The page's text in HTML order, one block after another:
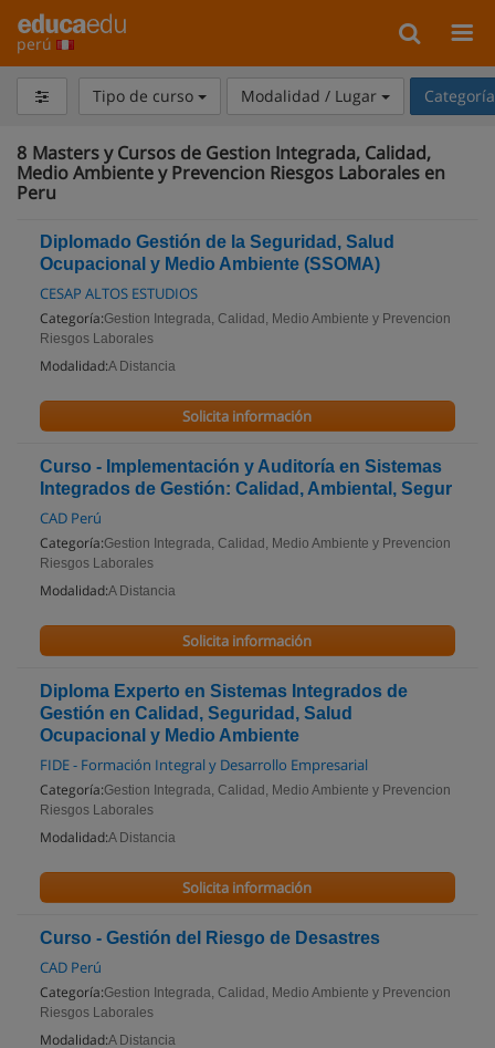
perú
Tipo de curso Modalidad / Lugar
8 Masters y Cursos de Gestion Integrada, Calidad,
Medio Ambiente y Prevencion Riesgos Laborales en
Peru
Diplomado Gestión de la Seguridad, Salud
Ocupacional y Medio Ambiente (SSOMA)
CESAP ALTOS ESTUDIOS
Categoría:Gestion Integrada, Calidad, Medio Ambiente y Prevencion
Riesgos Laborales
Modalidad:A Distancia
Solicita información
Curso - Implementación y Auditoría en Sistemas
Integrados de Gestión: Calidad, Ambiental, Segur
CAD Perú
Categoría:Gestion Integrada, Calidad, Medio Ambiente y Prevencion
Riesgos Laborales
Modalidad:A Distancia
Solicita información
Diploma Experto en Sistemas Integrados de
Gestión en Calidad, Seguridad, Salud
Ocupacional y Medio Ambiente
FIDE - Formación Integral y Desarrollo Empresarial
Categoría:Gestion Integrada, Calidad, Medio Ambiente y Prevencion
Riesgos Laborales
Modalidad:A Distancia
Solicita información
Curso - Gestión del Riesgo de Desastres
CAD Perú
Categoría:Gestion Integrada, Calidad, Medio Ambiente y Prevencion
Riesgos Laborales
Modalidad:A Distancia